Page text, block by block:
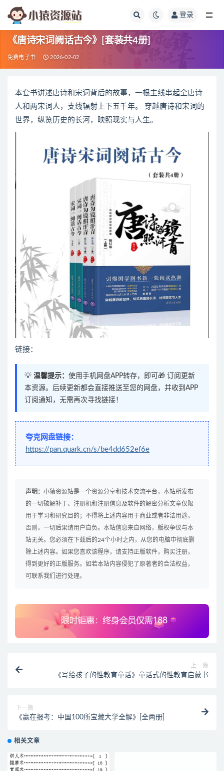
登录
《唐诗宋词阙话古今》[套装共4册]
免费电子书 2026-02-02
本套书讲述唐诗和宋词背后的故事，一根主线串起全唐诗
人和两宋词人，支线辐射上下五千年。 穿越唐诗和宋词的
世界，纵览历史的长河，映照现实与人生。
链接：
💡 温馨提示： 使用手机网盘APP转存，即可🎁 订阅更新
本资源。后续更新都会直接推送至您的网盘，并收到APP
订阅通知，无需再次寻找链接！
夸克网盘链接：
https://pan.quark.cn/s/be4dd652ef6e
声明： 小猿资源站是一个资源分享和技术交流平台，本站所发布
的一切破解补丁、注册机和注册信息及软件的解密分析文章仅限
用于学习和研究目的；不得将上述内容用于商业或者非法用途，
否则，一切后果请用户自负。本站信息来自网络，版权争议与本
站无关。您必须在下载后的24个小时之内，从您的电脑中彻底删
除上述内容。如果您喜欢该程序，请支持正版软件，购买注册，
得到更好的正版服务。如若本站内容侵犯了原著者的合法权益，
可联系我们进行处理。
上一篇
《写给孩子的性教育童话》童话式的性教育启蒙书
下一篇
《赢在报考：中国100所宝藏大学全解》[全两册]
相关文章